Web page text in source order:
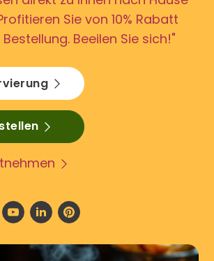
Sie von 10% Rabatt
Beeilen Sie sich!"